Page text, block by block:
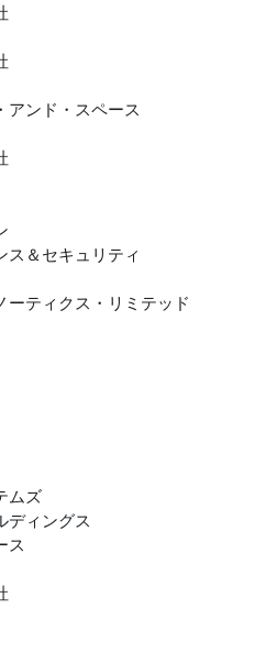
アンド・スペース
ス＆セキュリティ
ーティクス・リミテッド
ムズ
ディングス
ス